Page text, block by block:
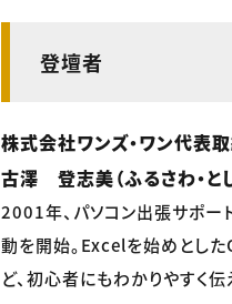
登壇者
株式会社ワンズ・ワン代表
古澤 登志美（ふるさわ・と
2001年、パソコン出張サポー
動を開始。Excelを始めとし
ど、初心者にもわかりやすく